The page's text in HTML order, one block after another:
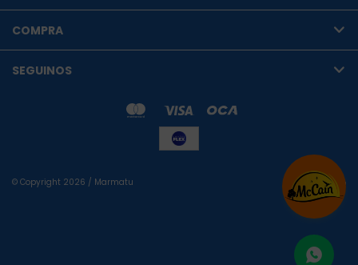
COMPRA
SEGUINOS
© Copyright 2026 / Marmatu